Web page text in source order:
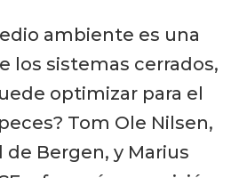
ambiente es una
los sistemas cerrados,
optimizar para el
Tom Ole Nilsen,
de Bergen, y Marius